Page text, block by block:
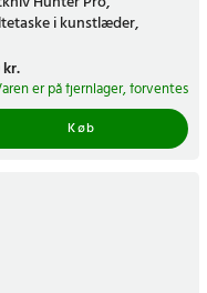
inden for 5-7 hverdage
i kunstlæder,
:759 kr.
er på fjernlager, forventes
Køb